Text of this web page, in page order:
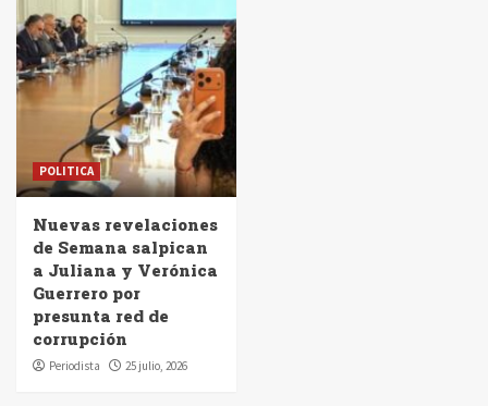
POLITICA
Nuevas revelaciones
de Semana salpican
a Juliana y Verónica
Guerrero por
presunta red de
corrupción
Periodista 25 julio, 2026